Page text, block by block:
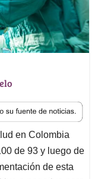
en Colombia
de 93 y luego de
de esta